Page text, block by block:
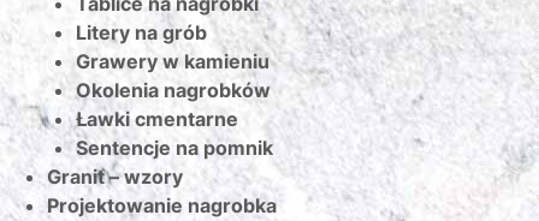
Litery na grób
Grawery w kamieniu
Okolenia nagrobków
Ławki cmentarne
Sentencje na pomnik
Granit – wzory
Projektowanie nagrobka